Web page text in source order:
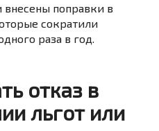
внесены поправки в
сократили
раза в год.
отказ в
льгот или